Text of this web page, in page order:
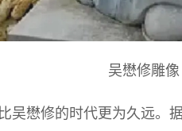
吴懋修雕像
吴懋修的时代更为久远。